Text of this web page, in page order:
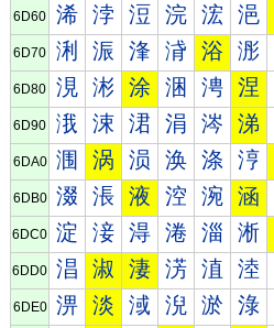
6D60 浠 浡 浢 浣 浤 浥
6D70 浰 浱 浲 浳 浴 浵
6D80 涀 涁 涂 涃 涄 涅
6D90 涐 涑 涒 涓 涔 涕
6DA0 涠 涡 涢 涣 涤 涥
6DB0 涰 涱 液 涳 涴 涵
6DC0 淀 淁 淂 淃 淄 淅
6DD0 淐 淑 淒 淓 淔 淕
6DE0 淠 淡 淢 淣 淤 淥